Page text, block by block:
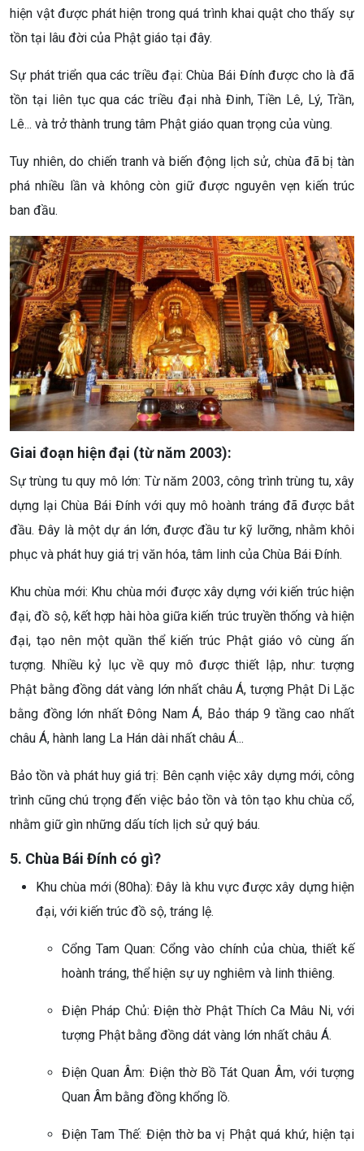
hiện vật được phát hiện trong quá trình khai quật cho thấy sự
tồn tại lâu đời của Phật giáo tại đây.
Sự phát triển qua các triều đại: Chùa Bái Đính được cho là đã
tồn tại liên tục qua các triều đại nhà Đinh, Tiền Lê, Lý, Trần,
Lê... và trở thành trung tâm Phật giáo quan trọng của vùng.
Tuy nhiên, do chiến tranh và biến động lịch sử, chùa đã bị tàn
phá nhiều lần và không còn giữ được nguyên vẹn kiến trúc
ban đầu.
Giai đoạn hiện đại (từ năm 2003):
Sự trùng tu quy mô lớn: Từ năm 2003, công trình trùng tu, xây
dựng lại Chùa Bái Đính với quy mô hoành tráng đã được bắt
đầu. Đây là một dự án lớn, được đầu tư kỹ lưỡng, nhằm khôi
phục và phát huy giá trị văn hóa, tâm linh của Chùa Bái Đính.
Khu chùa mới: Khu chùa mới được xây dựng với kiến trúc hiện
đại, đồ sộ, kết hợp hài hòa giữa kiến trúc truyền thống và hiện
đại, tạo nên một quần thể kiến trúc Phật giáo vô cùng ấn
tượng. Nhiều kỷ lục về quy mô được thiết lập, như: tượng
Phật bằng đồng dát vàng lớn nhất châu Á, tượng Phật Di Lặc
bằng đồng lớn nhất Đông Nam Á, Bảo tháp 9 tầng cao nhất
châu Á, hành lang La Hán dài nhất châu Á...
Bảo tồn và phát huy giá trị: Bên cạnh việc xây dựng mới, công
trình cũng chú trọng đến việc bảo tồn và tôn tạo khu chùa cổ,
nhằm giữ gìn những dấu tích lịch sử quý báu.
5. Chùa Bái Đính có gì?
Khu chùa mới (80ha): Đây là khu vực được xây dựng hiện
đại, với kiến trúc đồ sộ, tráng lệ.
Cổng Tam Quan: Cổng vào chính của chùa, thiết kế
hoành tráng, thể hiện sự uy nghiêm và linh thiêng.
Điện Pháp Chủ: Điện thờ Phật Thích Ca Mâu Ni, với
tượng Phật bằng đồng dát vàng lớn nhất châu Á.
Điện Quan Âm: Điện thờ Bồ Tát Quan Âm, với tượng
Quan Âm bằng đồng khổng lồ.
Điện Tam Thế: Điện thờ ba vị Phật quá khứ, hiện tại